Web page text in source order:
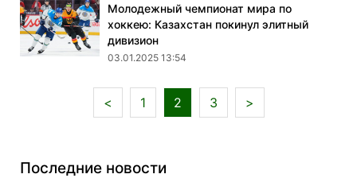
Молодежный чемпионат мира по
хоккею: Казахстан покинул элитный
дивизион
03.01.2025 13:54
< 1 2 3 >
Последние новости